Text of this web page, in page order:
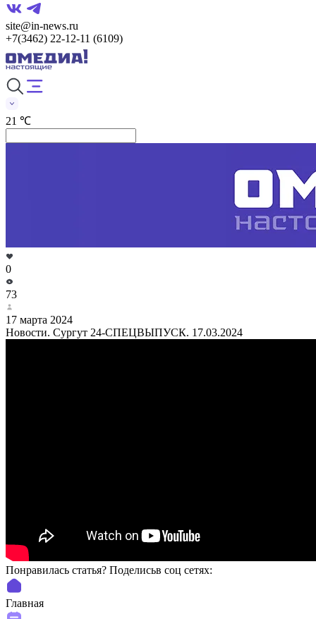
site@in-news.ru
+7(3462) 22-12-11 (6109)
21 ℃
0
73
17 марта 2024
Новости. Сургут 24-СПЕЦВЫПУСК. 17.03.2024
Понравилась статья? Поделиcьв соц сетях:
Главная